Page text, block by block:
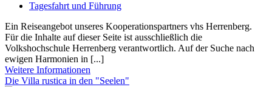
Tagesfahrt und Führung
Ein Reiseangebot unseres Kooperationspartners vhs Herrenberg.
Für die Inhalte auf dieser Seite ist ausschließlich die
Volkshochschule Herrenberg verantwortlich. Auf der Suche nach
ewigen Harmonien in [...]
Weitere Informationen
Die Villa rustica in den "Seelen"